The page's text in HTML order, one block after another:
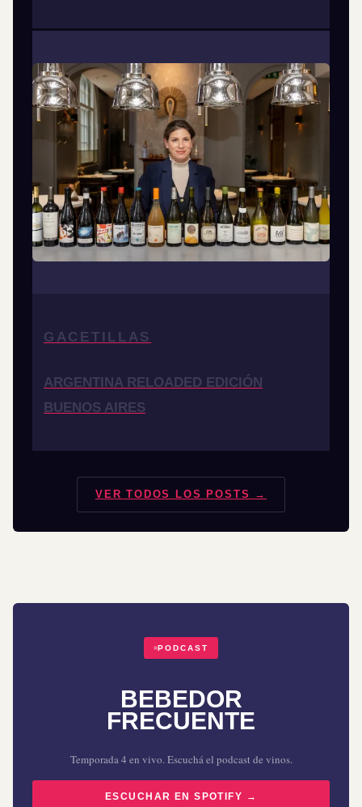
GACETILLAS
ARGENTINA RELOADED EDICIÓN
BUENOS AIRES
VER TODOS LOS POSTS →
PODCAST
BEBEDOR
FRECUENTE
Temporada 4 en vivo. Escuchá el podcast de vinos.
ESCUCHAR EN SPOTIFY →